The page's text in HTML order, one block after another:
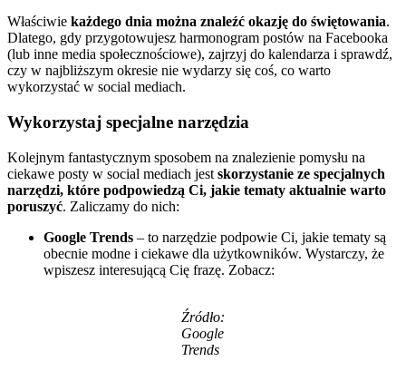
Właściwie każdego dnia można znaleźć okazję do świętowania.
Dlatego, gdy przygotowujesz harmonogram postów na Facebooka
(lub inne media społecznościowe), zajrzyj do kalendarza i sprawdź,
czy w najbliższym okresie nie wydarzy się coś, co warto
wykorzystać w social mediach.
Wykorzystaj specjalne narzędzia
Kolejnym fantastycznym sposobem na znalezienie pomysłu na
ciekawe posty w social mediach jest skorzystanie ze specjalnych
narzędzi, które podpowiedzą Ci, jakie tematy aktualnie warto
poruszyć. Zaliczamy do nich:
Google Trends – to narzędzie podpowie Ci, jakie tematy są
obecnie modne i ciekawe dla użytkowników. Wystarczy, że
wpiszesz interesującą Cię frazę. Zobacz:
Źródło:
Google
Trends